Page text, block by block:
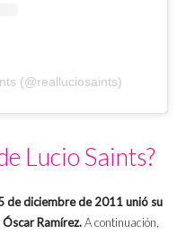
(@realluciosaints)
Lucio Saints?
de diciembre de 2011 unió su
Ramírez.A continuación,